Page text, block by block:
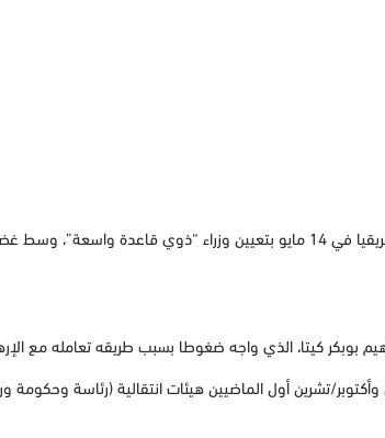
وتعهدت الحكومة الانتقالية في الدولة المضطربة في غرب أفريقيا في 14 مايو
كيتا، الذي واجه ضغوطا بسبب طريقه تعامله مع
تشرين أول الماضيين هيئات انتقالية (رئاسة وحكومة